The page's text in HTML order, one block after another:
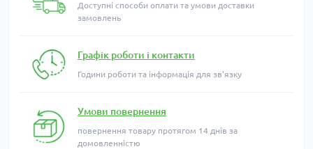
Доступні способи оплати та умови доставки
замовлень
Графік роботи і контакти
Години роботи та інформація для зв'язку
Умови повернення
повернення товару протягом 14 днів за
домовленністю